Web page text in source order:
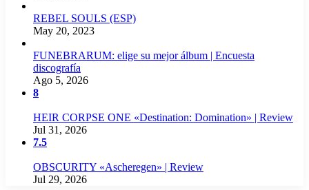
REBEL SOULS (ESP)
May 20, 2023
FUNEBRARUM: elige su mejor álbum | Encuesta
discografía
Ago 5, 2026
8
HEIR CORPSE ONE «Destination: Domination» | Review
Jul 31, 2026
7.5
OBSCURITY «Ascheregen» | Review
Jul 29, 2026